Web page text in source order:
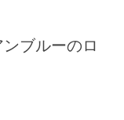
ブルーのロ